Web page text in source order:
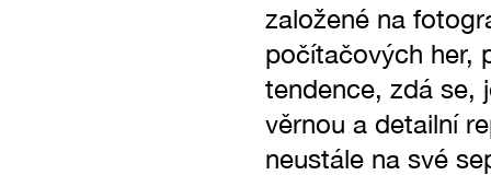
založené na
počítačových her,
tendence, zdá se,
věrnou a detailní
neustále na své